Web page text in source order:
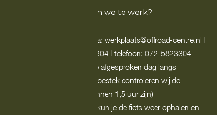
Hoe gaan we te werk?
Plan een afspraak in via: werkplaats@offroad-centre.nl |
Whatsapp: 072-5823304 | telefoon: 072-5823304
Je brengt je fiets op de afgesproken dag langs
In het afgesproken tijdbestek controleren wij de
crankset (dat kan al binnen 1,5 uur zijn)
In de meeste gevallen kun je de fiets weer ophalen en